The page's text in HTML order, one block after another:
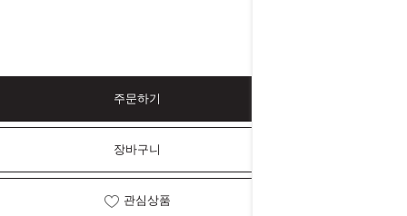
주문하기
장바구니
관심상품